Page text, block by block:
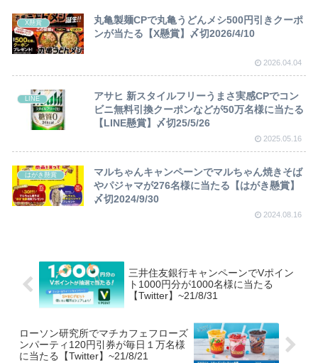
X懸賞
丸亀製麺CPで丸亀うどんメシ500円引きクーポ
ンが当たる【X懸賞】〆切2026/4/10
2026.04.04
LINE
アサヒ 新スタイルフリーうまさ実感CPでコン
ビニ無料引換クーポンなどが50万名様に当たる
【LINE懸賞】〆切25/5/26
2025.05.16
はがき懸賞
マルちゃんキャンペーンでマルちゃん焼きそば
やパジャマが276名様に当たる【はがき懸賞】
〆切2024/9/30
2024.08.16
三井住友銀行キャンペーンでVポイン
ト1000円分が1000名様に当たる
【Twitter】~21/8/31
ローソン研究所でマチカフェフローズ
ンパーティ120円引券が毎日１万名様
に当たる【Twitter】~21/8/21